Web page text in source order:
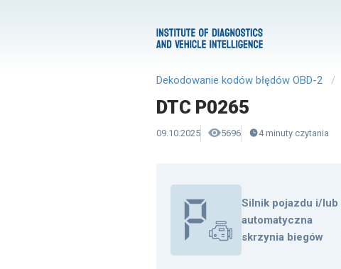
Dekodowanie kodów błędów OBD-2
DTC P0265
09.10.2025 5696 4 minuty czytania
Silnik pojazdu i/lub
automatyczna
skrzynia biegów